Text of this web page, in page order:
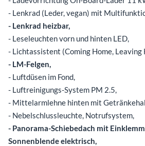
- Lenkrad (Leder, vegan) mit
- Lenkrad heizbar,
- Leseleuchten vorn und hinten LED,
- Lichtassistent (Coming Home, Leaving
- LM-Felgen,
- Luftdüsen im Fond,
- Luftreinigungs-System PM 2.5,
- Mittelarmlehne hinten mit
- Nebelschlussleuchte, Notrufsystem,
- Panorama-Schiebedach mit
Sonnenblende elektrisch,